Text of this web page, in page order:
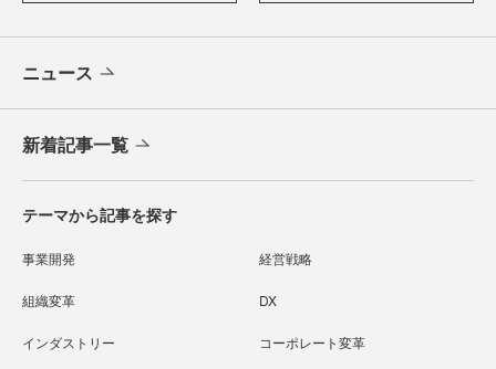
ニュース
新着記事一覧
テーマから記事を探す
事業開発 経営戦略
組織変革 DX
インダストリー コーポレート変革